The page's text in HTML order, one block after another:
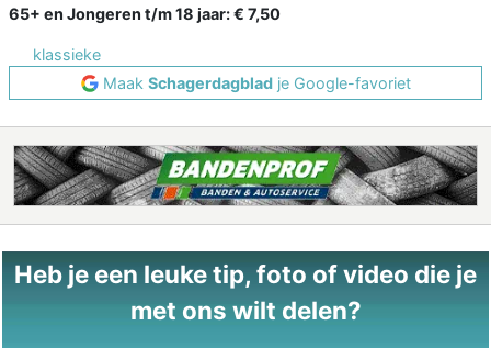
65+ en Jongeren t/m 18 jaar: € 7,50
klassieke
Maak Schagerdagbladje Google-favoriet
Heb je een leuke tip, foto of video die je
met ons wilt delen?